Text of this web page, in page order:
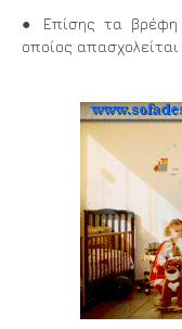
● Επίσης τα βρέφη
οποίος